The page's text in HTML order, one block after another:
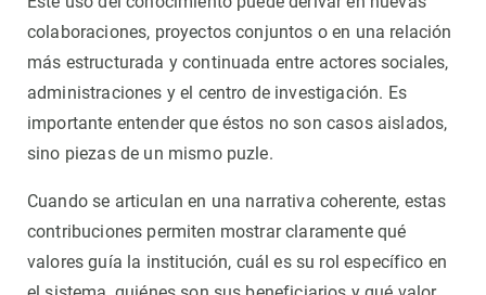
colaboraciones, proyectos conjuntos o en una relación
más estructurada y continuada entre actores sociales,
administraciones y el centro de investigación. Es
importante entender que éstos no son casos aislados,
sino piezas de un mismo puzle.
Cuando se articulan en una narrativa coherente, estas
contribuciones permiten mostrar claramente qué
valores guía la institución, cuál es su rol específico en